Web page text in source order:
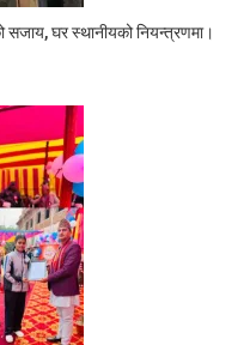
सजाय, घर स्थानीयको नियन्त्रणमा।